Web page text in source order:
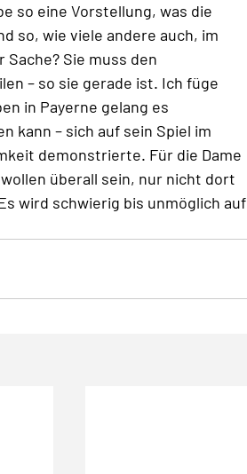
so eine Vorstellung, was die
so, wie viele andere auch, im
Sie muss den
– so sie gerade ist. Ich füge
in Payerne gelang es
kann – sich auf sein Spiel im
demonstrierte. Für die Dame
überall sein, nur nicht dort
wird schwierig bis unmöglich auf